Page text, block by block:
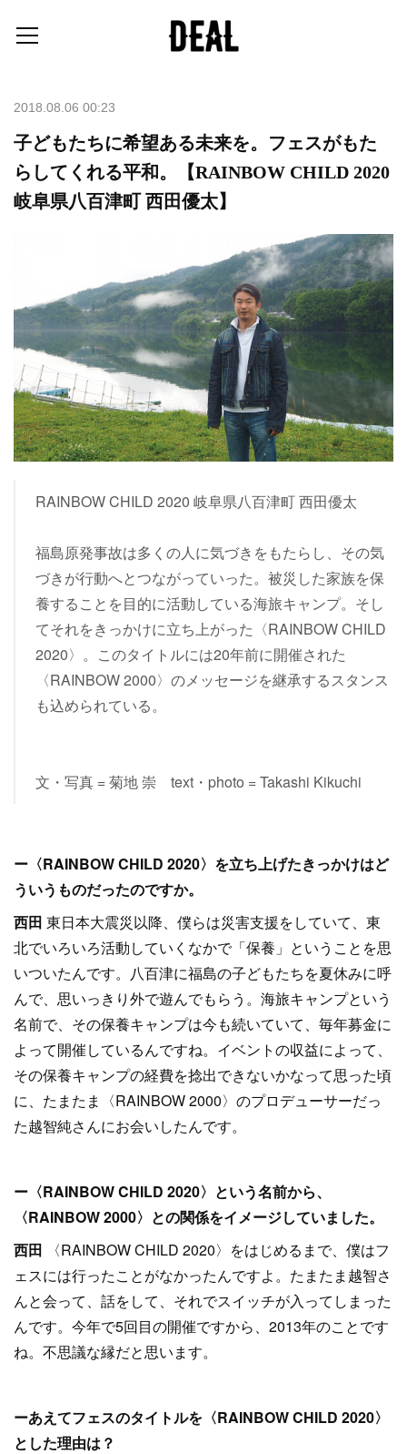
2018.08.06 00:23
子どもたちに希望ある未来を。フェスがもた
らしてくれる平和。【RAINBOW CHILD 2020
岐阜県八百津町 西田優太】
RAINBOW CHILD 2020 岐阜県八百津町 西田優太
福島原発事故は多くの人に気づきをもたらし、その気
づきが行動へとつながっていった。被災した家族を保
養することを目的に活動している海旅キャンプ。そし
てそれをきっかけに立ち上がった〈RAINBOW CHILD
2020〉。このタイトルには20年前に開催された
〈RAINBOW 2000〉のメッセージを継承するスタンス
も込められている。
文・写真 = 菊地 崇 text・photo = Takashi Kikuchi
ー〈RAINBOW CHILD 2020〉を立ち上げたきっかけはど
ういうものだったのですか。
西田 東日本大震災以降、僕らは災害支援をしていて、東
北でいろいろ活動していくなかで「保養」ということを思
いついたんです。八百津に福島の子どもたちを夏休みに呼
んで、思いっきり外で遊んでもらう。海旅キャンプという
名前で、その保養キャンプは今も続いていて、毎年募金に
よって開催しているんですね。イベントの収益によって、
その保養キャンプの経費を捻出できないかなって思った頃
に、たまたま〈RAINBOW 2000〉のプロデューサーだっ
た越智純さんにお会いしたんです。
ー〈RAINBOW CHILD 2020〉という名前から、
〈RAINBOW 2000〉との関係をイメージしていました。
西田 〈RAINBOW CHILD 2020〉をはじめるまで、僕はフ
ェスには行ったことがなかったんですよ。たまたま越智さ
んと会って、話をして、それでスイッチが入ってしまった
んです。今年で5回目の開催ですから、2013年のことです
ね。不思議な縁だと思います。
ーあえてフェスのタイトルを〈RAINBOW CHILD 2020〉
とした理由は？